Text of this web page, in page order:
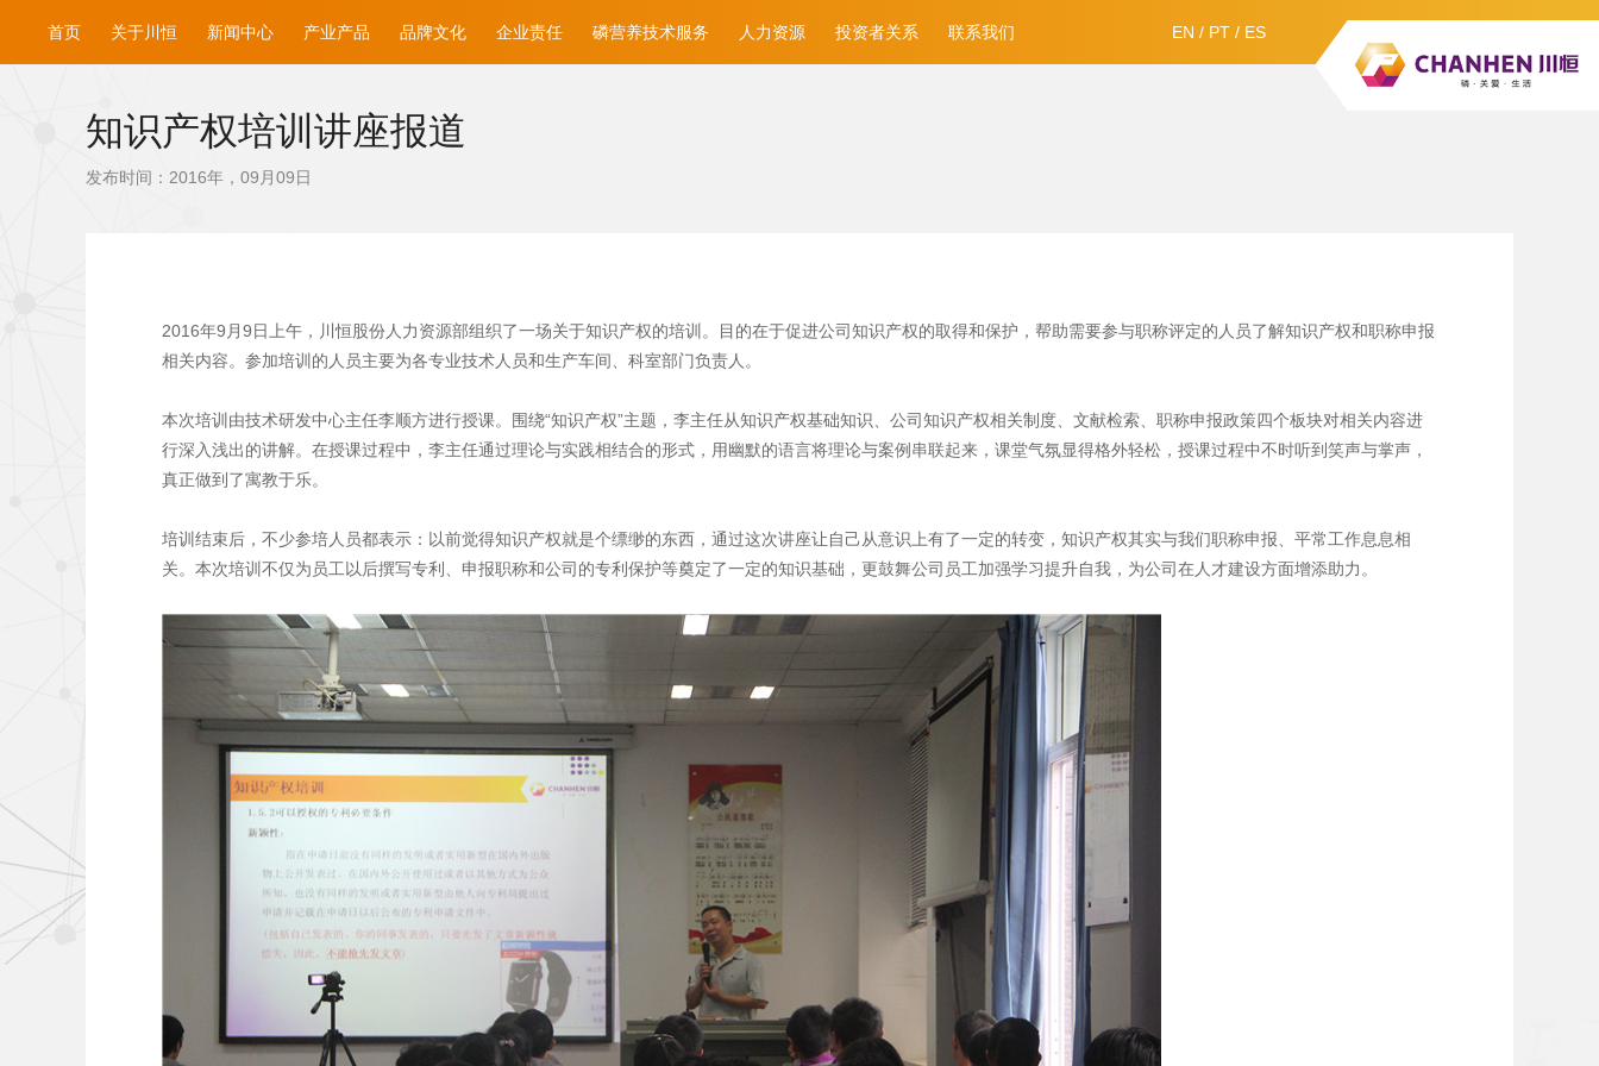
EN / PT / ES
首页 关于川恒 新闻中心 产业产品 品牌文化 企业责任 磷营养技术服务 人力资源 投资者关系 联系我们
知识产权培训讲座报道
发布时间：2016年，09月09日
2016年9月9日上午，川恒股份人力资源部组织了一场关于知识产权的培训。目的在于促进公司知识产权的取得和保护，帮助需要参与职称评定的人员了解知识产权和职称申报
相关内容。参加培训的人员主要为各专业技术人员和生产车间、科室部门负责人。
本次培训由技术研发中心主任李顺方进行授课。围绕“知识产权”主题，李主任从知识产权基础知识、公司知识产权相关制度、文献检索、职称申报政策四个板块对相关内容进
行深入浅出的讲解。在授课过程中，李主任通过理论与实践相结合的形式，用幽默的语言将理论与案例串联起来，课堂气氛显得格外轻松，授课过程中不时听到笑声与掌声，
真正做到了寓教于乐。
培训结束后，不少参培人员都表示：以前觉得知识产权就是个缥缈的东西，通过这次讲座让自己从意识上有了一定的转变，知识产权其实与我们职称申报、平常工作息息相
关。本次培训不仅为员工以后撰写专利、申报职称和公司的专利保护等奠定了一定的知识基础，更鼓舞公司员工加强学习提升自我，为公司在人才建设方面增添助力。